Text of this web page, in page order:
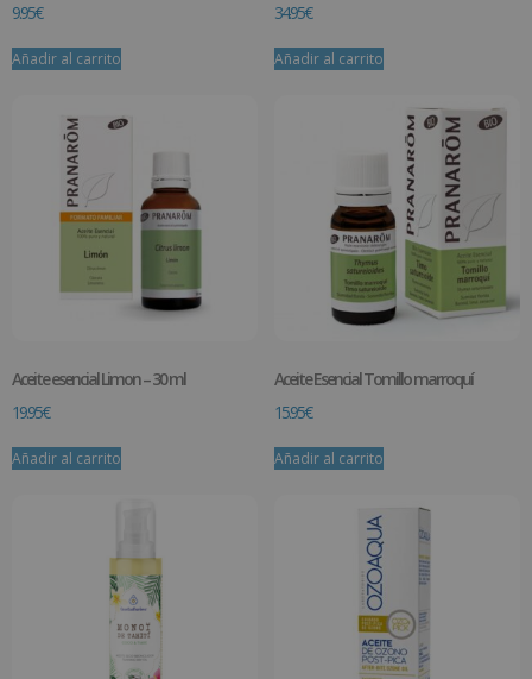
9.95€
Añadir al carrito
34.95€
Añadir al carrito
Aceite esencial Limon – 30 ml
19.95€
Añadir al carrito
Aceite Esencial Tomillo marroquí
15.95€
Añadir al carrito